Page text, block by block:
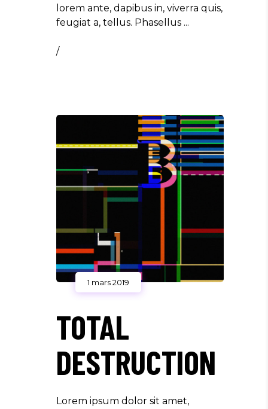
lorem ante, dapibus in, viverra quis,
feugiat a, tellus. Phasellus
/
1 mars 2019
TOTAL
DESTRUCTION
Lorem ipsum dolor sit amet,